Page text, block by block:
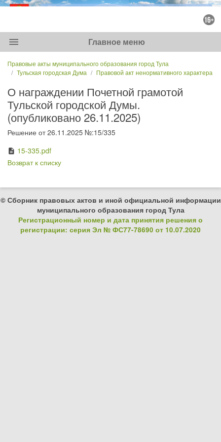
menu Главное меню
Правовые акты муниципального образования город Тула
Тульская городская Дума
Правовой акт ненормативного характера
О награждении Почетной грамотой
Тульской городской Думы.
(опубликовано 26.11.2025)
Решение от 26.11.2025 №:15/335
description 15-335.pdf
Возврат к списку
© Сборник правовых актов и иной официальной информации
муниципального образования город Тула
Регистрационный номер и дата принятия решения о
регистрации: серия Эл № ФС77-78690 от 10.07.2020